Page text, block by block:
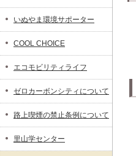
いぬやま環境サポーター
COOL CHOICE
エコモビリティライフ
ゼロカーボンシティについて
路上喫煙の禁止条例について
里山学センター